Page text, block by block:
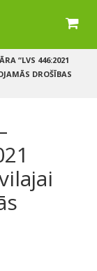
“LVS 446:2021
DROŠĪBAS